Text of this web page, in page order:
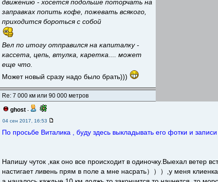
движению - хосется подольше поторчать на
заправках попить кофе, пожевать всякого,
приходится бороться с собой
Вел по итогу отправился на капиталку -
кассета, цепь, втулка, каретка.... может
еще что.
Может новый сразу надо было брать)))
Re: 7 000 км или 90 000 метров
ghost -
04 сен 2017, 16:53
По просьбе Виталика , буду здесь выкладывать его фотки и
Напишу чуток ,как оно все происходит в одиночку.Выехал ветер
настигает ливень прям в поле а мне насрать）））,у меня